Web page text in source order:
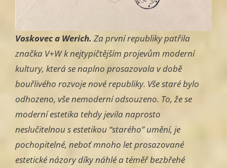
Voskovec a Werich. Za první republiky patřila
značka V+W k nejtypičtějším projevům moderní
kultury, která se naplno prosazovala v době
bouřlivého rozvoje nové republiky. Vše staré bylo
odhozeno, vše nemoderní odsouzeno. To, že se
moderní estetika tehdy jevila naprosto
neslučitelnou s estetikou “starého” umění, je
pochopitelné, neboť mnoho let prosazované
estetické názory díky náhlé a téměř bezbřehé